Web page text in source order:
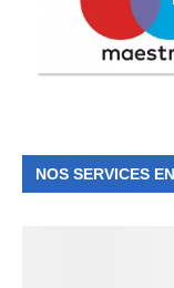
NOS SERVICES